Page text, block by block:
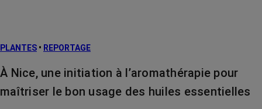
PLANTES • REPORTAGE
À Nice, une initiation à l’aromathérapie pour
maîtriser le bon usage des huiles essentielles